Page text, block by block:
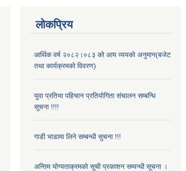
लोकप्रिय
आर्थिक वर्ष २०८२।०८३ को आय व्ययको अनुमान(बजेट
तथा कार्यक्रमको विवरण)
युवा प्रतिभा पहिचान प्रतियोगिता संचालन सम्बन्धि
सूचना !!!!
गाडी भाडामा लिने सम्बन्धी सुचना !!!
अन्तिम योग्यताक्रमको सूची प्रकाशन सम्वन्धी सूचना ।